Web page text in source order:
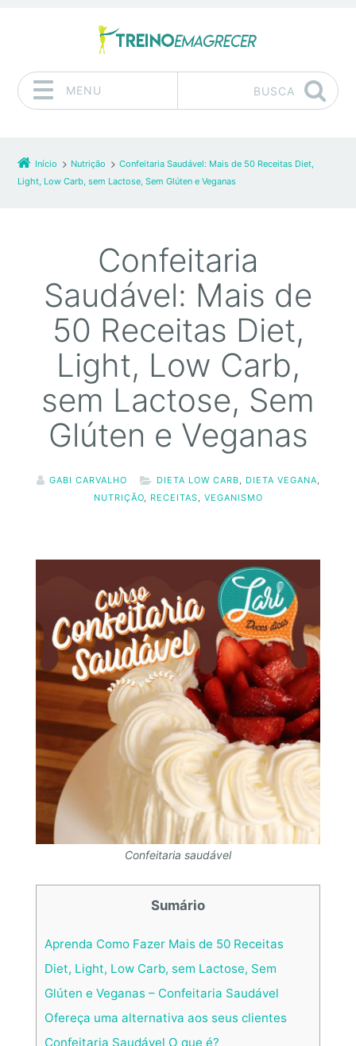
MENU BUSCA
Início Nutrição
Confeitaria Saudável: Mais de 50 Receitas Diet,
Light, Low Carb, sem Lactose, Sem Glúten e Veganas
Confeitaria
Saudável: Mais de
50 Receitas Diet,
Light, Low Carb,
sem Lactose, Sem
Glúten e Veganas
GABI CARVALHO DIETA LOW CARB DIETA VEGANA
NUTRIÇÃO, RECEITAS VEGANISMO
Confeitaria saudável
Sumário
Aprenda Como Fazer Mais de 50 Receitas
Diet, Light, Low Carb, sem Lactose, Sem
Glúten e Veganas – Confeitaria Saudável
Ofereça uma alternativa aos seus clientes
Confeitaria Saudável O que é?